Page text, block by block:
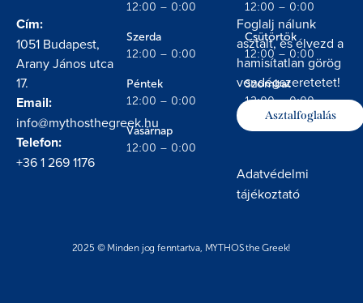
Cím:
1051 Budapest,
Arany János utca
17.
Email:
info@mythosthegreek.hu
Telefon:
+36 1 269 1176
12:00 – 0:00
12:00 – 0:00
Szerda
12:00 – 0:00
Csütörtök
12:00 – 0:00
Péntek
12:00 – 0:00
Szombat
12:00 – 0:00
Vasárnap
12:00 – 0:00
Foglalj nálunk
asztalt, és élvezd a
hamisítatlan görög
vendégszeretetet!
Asztalfoglalás
Adatvédelmi
tájékoztató
2025 © Minden jog fenntartva, MYTHOS the Greek!